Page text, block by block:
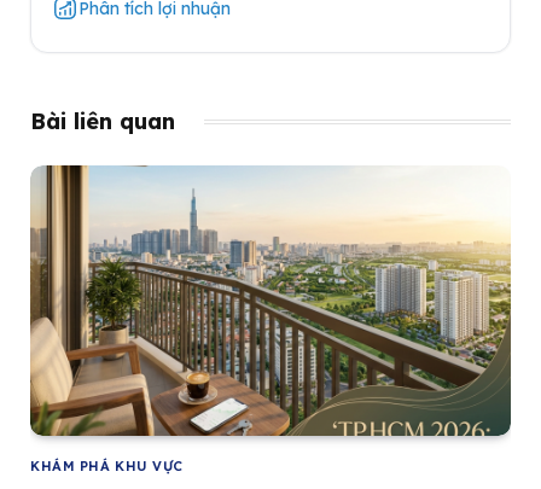
Phân tích lợi nhuận
Bài liên quan
KHÁM PHÁ KHU VỰC